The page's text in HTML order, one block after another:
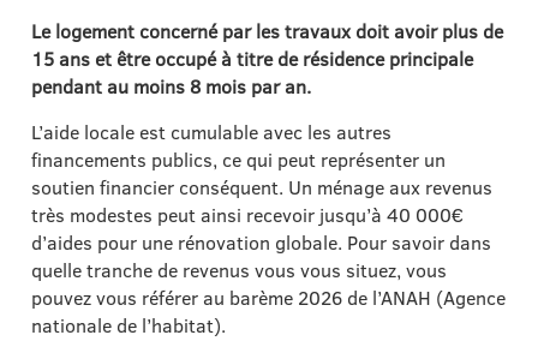
Le logement concerné par les travaux doit avoir plus de
15 ans et être occupé à titre de résidence principale
pendant au moins 8 mois par an.
L’aide locale est cumulable avec les autres
financements publics, ce qui peut représenter un
soutien financier conséquent. Un ménage aux revenus
très modestes peut ainsi recevoir jusqu’à 40 000€
d’aides pour une rénovation globale. Pour savoir dans
quelle tranche de revenus vous vous situez, vous
pouvez vous référer au barème 2026 de l’ANAH (Agence
nationale de l’habitat).